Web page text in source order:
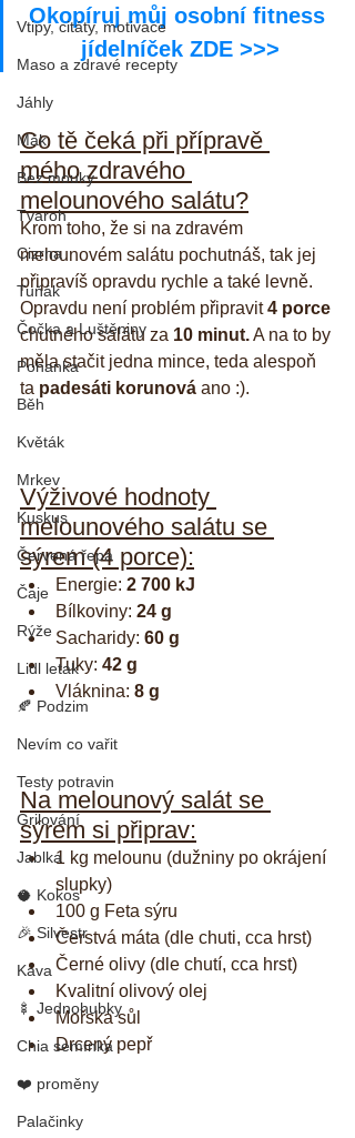
Vtipy, citáty, motivace
Maso a zdravé recepty
Jáhly
Mák
Bez mouky
Tvaroh
Cizrna
Tuňák
Čočka a Luštěniny
Pohanka
Běh
Květák
Mrkev
Kuskus
Červená řepa
Čaje
Rýže
Lidl letak
🍂 Podzim
Nevím co vařit
Testy potravin
Grilování
Jablka
🥥 Kokos
🎉 Silvestr
Káva
🍢 Jednohubky
Chia semínka
❤️ proměny
Palačinky
Okopíruj můj osobní fitness
jídelníček ZDE >>>
Co tě čeká při přípravě
mého zdravého
melounového salátu?
Krom toho, že si na zdravém
melounovém salátu pochutnáš, tak jej
připravíš opravdu rychle a také levně.
Opravdu není problém připravit 4 porce
chutného salátu za 10 minut. A na to by
měla stačit jedna mince, teda alespoň
ta padesáti korunová ano :).
Výživové hodnoty
melounového salátu se
sýrem (4 porce):
Energie: 2 700 kJ
Bílkoviny: 24 g
Sacharidy: 60 g
Tuky: 42 g
Vláknina: 8 g
Na melounový salát se
sýrem si připrav:
1 kg melounu (dužniny po okrájení
slupky)
100 g Feta sýru
Čerstvá máta (dle chuti, cca hrst)
Černé olivy (dle chutí, cca hrst)
Kvalitní olivový olej
Mořská sůl
Drcený pepř